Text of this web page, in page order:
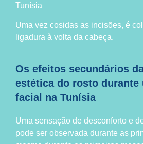
Tunísia
Uma vez cosidas as incisões, é
ligadura à volta da cabeça.
Os efeitos secundários
estética do rosto
facial na Tunísia
Uma sensação de desconforto e
pode ser observada durante as